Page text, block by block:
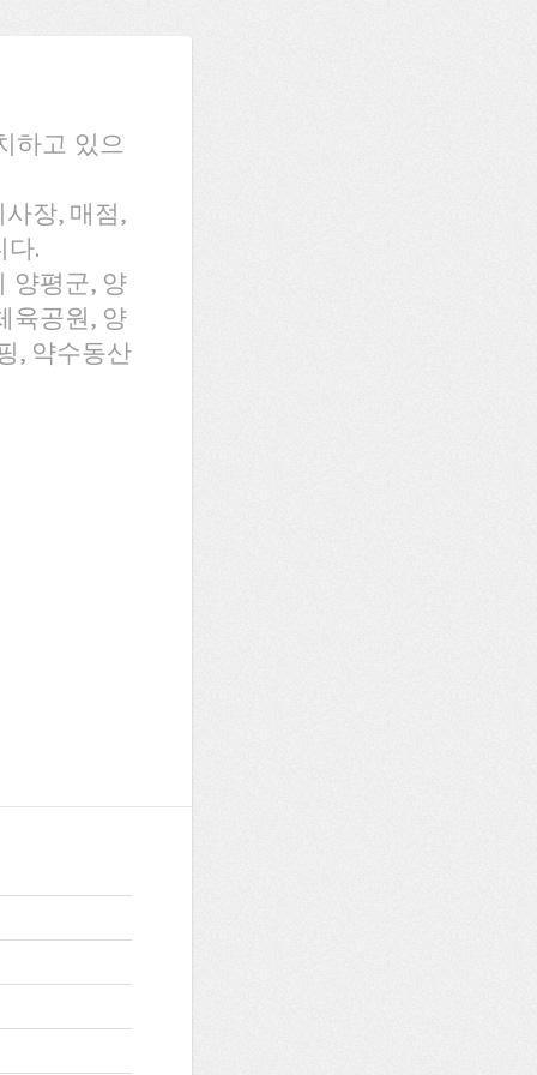
하고 있으
장, 매점,
다.
양평군, 양
육공원, 양
, 약수동산